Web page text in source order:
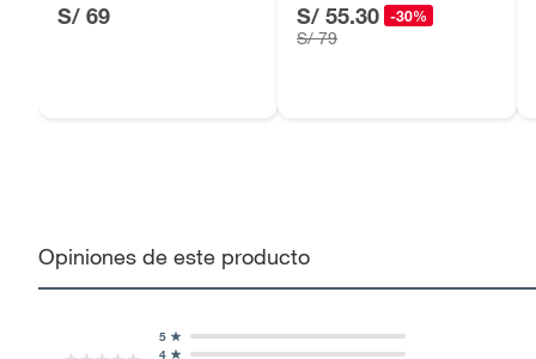
S/ 69 S/ 55.30 -30%
S/ 79
Opiniones de este producto
4
5